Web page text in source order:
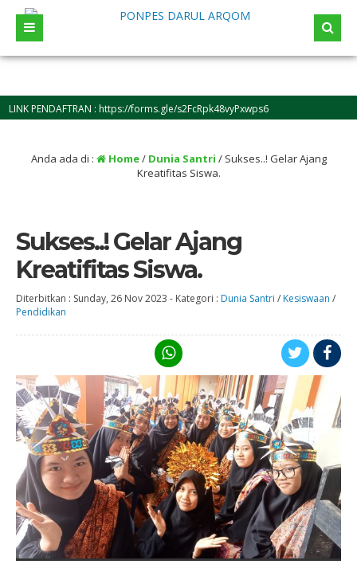
: https://forms.gle/s2FcRpk48vyPxwps6
Anda ada di : Home/ Dunia Santri / Sukses..! Gelar Ajang
Kreatifitas Siswa.
Sukses..! Gelar Ajang
Kreatifitas Siswa.
Diterbitkan : Sunday, 26 Nov 2023 - Kategori : Dunia Santri / Kesiswaan /
Pendidikan